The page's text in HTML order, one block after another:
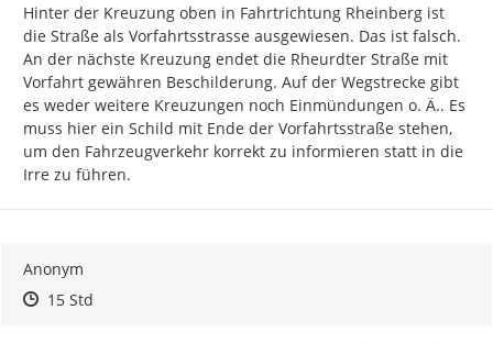
Hinter der Kreuzung oben in Fahrtrichtung Rheinberg ist
die Straße als Vorfahrtsstrasse ausgewiesen. Das ist falsch.
An der nächste Kreuzung endet die Rheurdter Straße mit
Vorfahrt gewähren Beschilderung. Auf der Wegstrecke gibt
es weder weitere Kreuzungen noch Einmündungen o. Ä.. Es
muss hier ein Schild mit Ende der Vorfahrtsstraße stehen,
um den Fahrzeugverkehr korrekt zu informieren statt in die
Irre zu führen.
Anonym
Zeitpunkt des Erstellens
Zeitpunkt des Erstellens
15 StdZur Äußerung